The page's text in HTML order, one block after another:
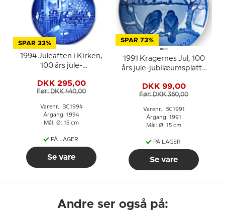
SPAR 33%
1994 Juleaften i Kirken,
100 års jule-
Grøndahl
DKK 295,00
Før: DKK 440,00
Varenr.: BC1994
Årgang: 1994
Mål: Ø: 15 cm
PÅ LAGER
Se vare
SPAR 73%
1991 Kragernes Jul, 100
års jule-jubilæumsplatte
DKK 99,00
Før: DKK 360,00
Varenr.: BC1991
Årgang: 1991
Mål: Ø: 15 cm
PÅ LAGER
Se vare
Andre ser også på: